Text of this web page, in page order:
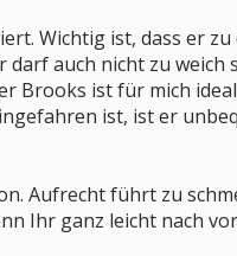
Wichtig ist, dass er
darf auch nicht zu
Brooks ist für mich
ist, ist er
Aufrecht führt zu
Ihr ganz leicht nach